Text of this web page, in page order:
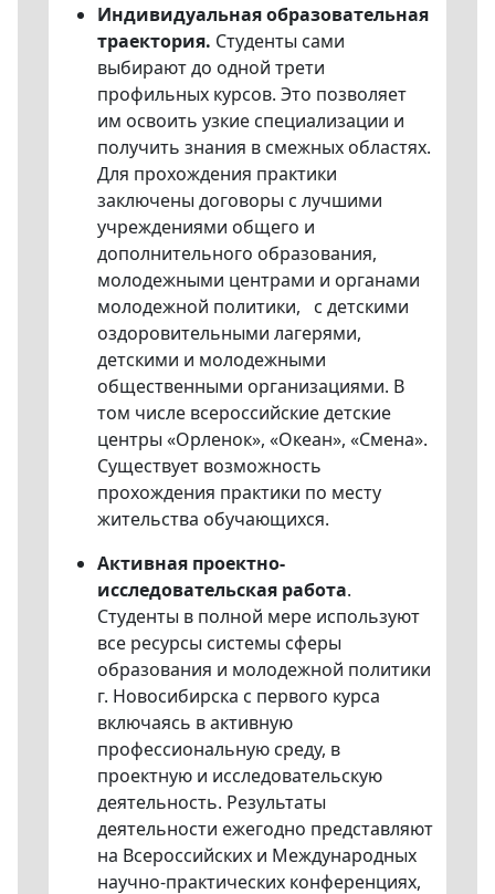
Индивидуальная образовательная
траектория. Студенты сами
выбирают до одной трети
профильных курсов. Это позволяет
им освоить узкие специализации и
получить знания в смежных областях.
Для прохождения практики
заключены договоры с лучшими
учреждениями общего и
дополнительного образования,
молодежными центрами и органами
молодежной политики, с детскими
оздоровительными лагерями,
детскими и молодежными
общественными организациями. В
том числе всероссийские детские
центры «Орленок», «Океан», «Смена».
Существует возможность
прохождения практики по месту
жительства обучающихся.
Активная проектно-
исследовательская работа.
Студенты в полной мере используют
все ресурсы системы сферы
образования и молодежной политики
г. Новосибирска с первого курса
включаясь в активную
профессиональную среду, в
проектную и исследовательскую
деятельность. Результаты
деятельности ежегодно представляют
на Всероссийских и Международных
научно-практических конференциях,